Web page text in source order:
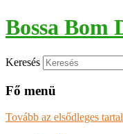
Bossa Bom
Keresés
Fő menü
Tovább az elsődleges